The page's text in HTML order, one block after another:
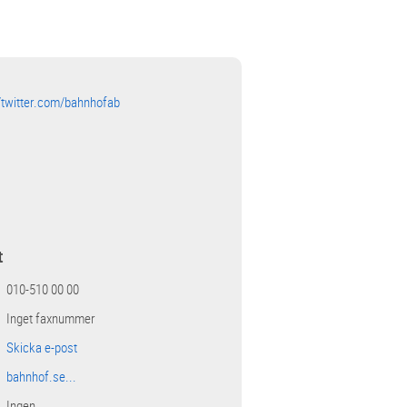
bahnhofab
010-510 00 00
Inget faxnummer
Skicka e-post
bahnhof.se...